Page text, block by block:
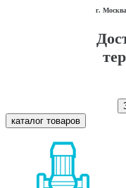
г.
каталог товаров